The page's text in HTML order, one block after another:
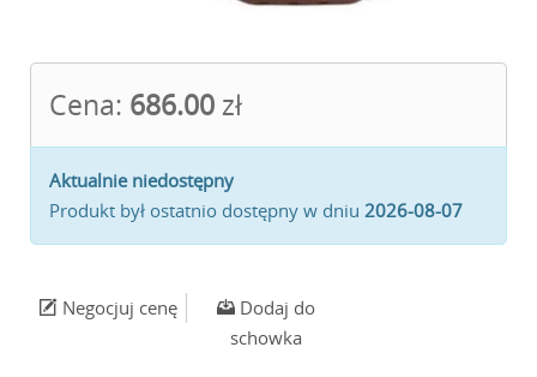
Cena: 686.00 zł
Aktualnie niedostępny
Produkt był ostatnio dostępny w dniu 2026-08-07
Negocjuj cenę
Dodaj do
schowka